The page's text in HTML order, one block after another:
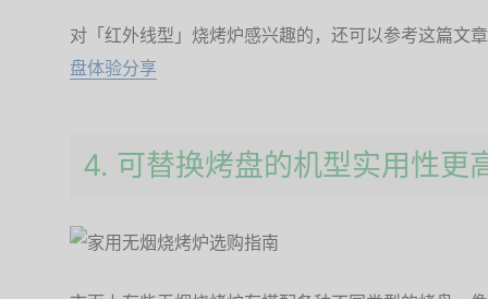
对「红外线型」烧烤炉感兴趣的，还可以参考这篇文
盘体验分享
4. 可替换烤盘的机型实用性更